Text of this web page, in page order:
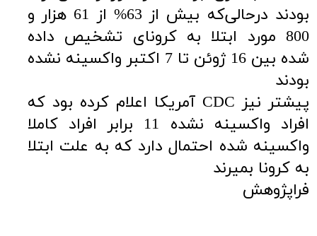
بودند درحالی‌که بیش از 63% از 61 هزار و
800 مورد ابتلا به کرونای تشخیص داده
شده بین 16 ژوئن تا 7 اکتبر واکسینه نشده
بودند
پیشتر نیز CDC آمریکا اعلام کرده بود که
افراد واکسینه نشده 11 برابر افراد کاملا
واکسینه شده احتمال دارد که به علت ابتلا
به کرونا بمیرند
فراپژوهش